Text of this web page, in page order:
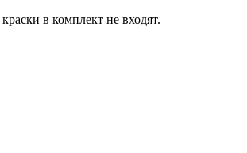
в комплект не входят.